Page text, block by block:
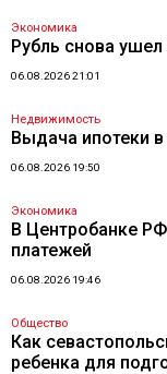
Экономика
Рубль снова
06.08.2026 21:01
Недвижимость
Выдача ипотеки
06.08.2026 19:50
Экономика
В Центробанке
платежей
06.08.2026 19:46
Общество
Как
ребенка для